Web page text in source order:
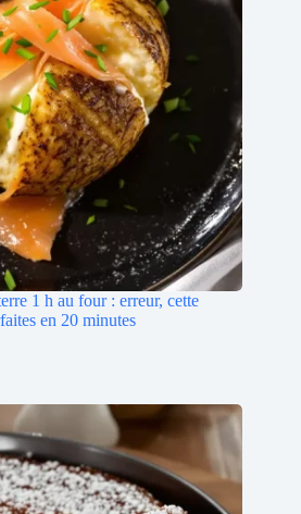
1 h au four : erreur, cette
en 20 minutes